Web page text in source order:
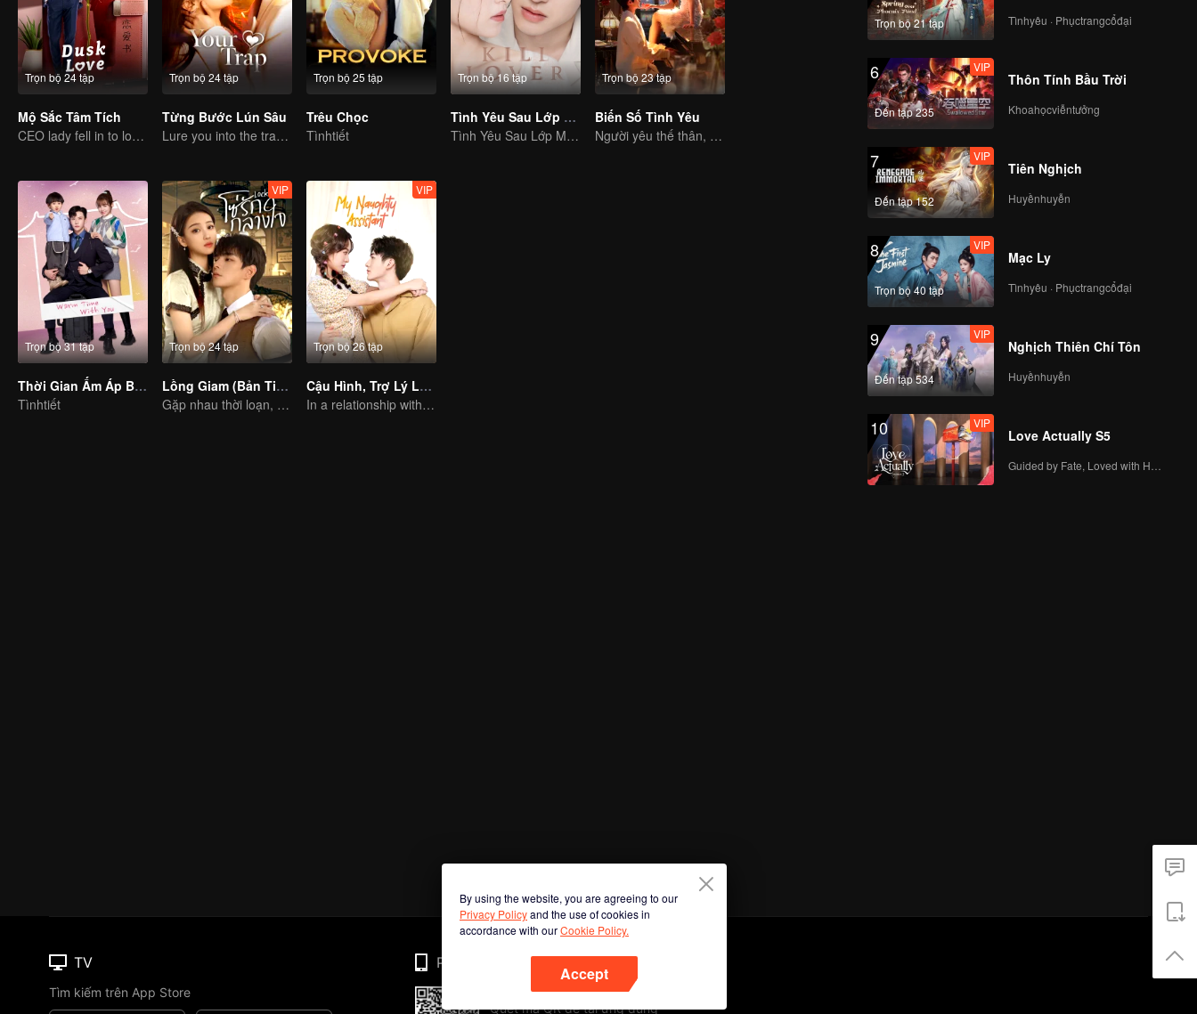
Trọn bộ 24 tập
Mộ Sắc Tâm Tích
CEO lady fell in to love contract
Trọn bộ 24 tập
Từng Bước Lún Sâu
Lure you into the trap with love as bait
Trọn bộ 25 tập
Trêu Chọc
Tìnhtiết
Trọn bộ 16 tập
Tình Yêu Sau Lớp Mặt Nạ
Tình Yêu Sau Lớp Mặt Nạ
Trọn bộ 23 tập
Biến Số Tình Yêu
Người yêu thế thân, ôm hôn thắm thiết
Trọn bộ 31 tập
Thời Gian Ấm Áp Bên Em
Tìnhtiết
Trọn bộ 24 tập
VIP
Lồng Giam (Bản Tiếng Thái)
Gặp nhau thời loạn, định sẵn biệt ly
Trọn bộ 26 tập
VIP
Cậu Hình, Trợ Lý Lại Gây Chuyện Này
In a relationship with an idol
Trọn bộ 21 tập Tìnhyêu · Phụctrangcổđại
6
Đến tập 235
VIP
Thôn Tính Bầu Trời
Khoahọcviễntưởng
7
Đến tập 152
VIP
Tiên Nghịch
Huyềnhuyễn
8
Trọn bộ 40 tập
VIP
Mạc Ly
Tìnhyêu · Phụctrangcổđại
9
Đến tập 534
VIP
Nghịch Thiên Chí Tôn
Huyềnhuyễn
10 VIP
Love Actually S5
By using the website, you are agreeing to our
Privacy Policyand the use of cookies in
accordance with ourCookie Policy.
Accept
TV
Tìm kiếm trên App Store
Phone
Quét mã QR để tải ứng dụng